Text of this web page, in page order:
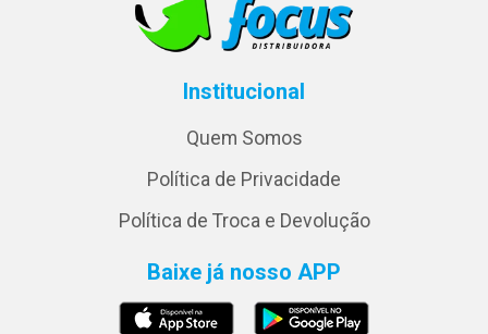
Institucional
Quem Somos
Política de Privacidade
Política de Troca e Devolução
Baixe já nosso APP